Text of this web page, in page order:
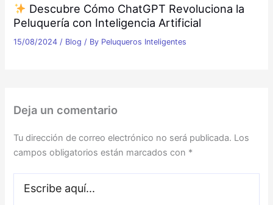
Descubre Cómo ChatGPT Revoluciona la
Peluquería con Inteligencia Artificial
15/08/2024 / Blog / By Peluqueros Inteligentes
Deja un comentario
Tu dirección de correo electrónico no será publicada. Los
campos obligatorios están marcados con *
aquí...